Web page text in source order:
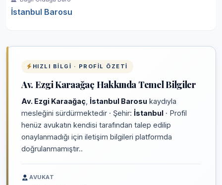
İstanbul Barosu
HIZLI BILGI · PROFIL ÖZETI
Av. Ezgi Karaağaç Hakkında Temel Bilgiler
Av. Ezgi Karaağaç İstanbul Barosu kaydıyla
mesleğini sürdürmektedir · Şehir: İstanbul · Profil
henüz avukatın kendisi tarafından talep edilip
onaylanmadığı için iletişim bilgileri platformda
doğrulanmamıştır..
AVUKAT